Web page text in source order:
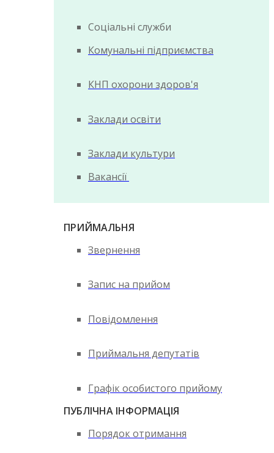
Соціальні служби
Комунальні підприємства
КНП охорони здоров'я
Заклади освіти
Заклади культури
Вакансії
ПРИЙМАЛЬНЯ
Звернення
Запис на прийом
Повідомлення
Приймальня депутатів
Графік особистого прийому
ПУБЛІЧНА ІНФОРМАЦІЯ
Порядок отримання